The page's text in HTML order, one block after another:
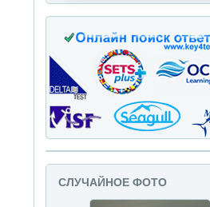
СЛУЧАЙНОЕ ФОТО